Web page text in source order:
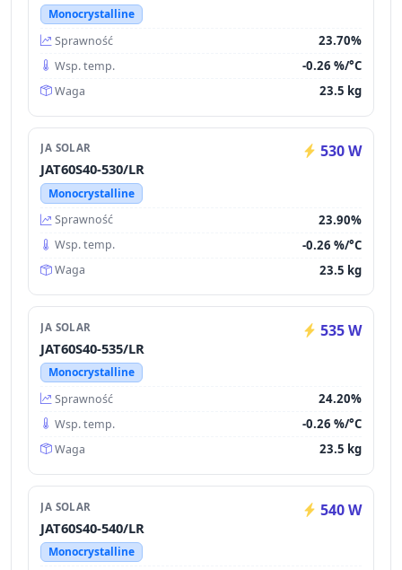
Monocrystalline
Sprawność
23.70%
Wsp. temp. -0.26 %/°C
Waga 23.5 kg
JA SOLAR 530 W
JAT60S40-530/LR
Monocrystalline
Sprawność
23.90%
Wsp. temp. -0.26 %/°C
Waga 23.5 kg
JA SOLAR 535 W
JAT60S40-535/LR
Monocrystalline
Sprawność
24.20%
Wsp. temp. -0.26 %/°C
Waga 23.5 kg
JA SOLAR 540 W
JAT60S40-540/LR
Monocrystalline